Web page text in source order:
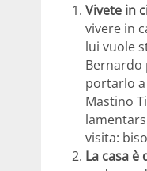
Vivete in
vivere in
lui vuole
Bernardo
portarlo a
Mastino
visita:
La casa